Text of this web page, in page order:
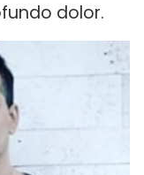
dolor.